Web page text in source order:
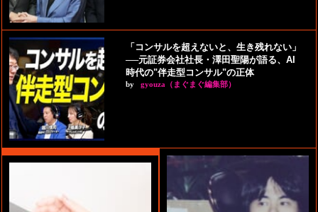
「コンサルを超えないと、生き残れない」
──元証券会社社長・澤田聖陽が語る、AI
時代の"伴走型コンサル"の正体
by gyouza（まぐまぐ編集部）